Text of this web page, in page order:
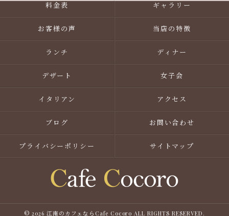
料金表 ギャラリー
お客様の声 当店の特徴
ランチ ディナー
デザート 女子会
イタリアン アクセス
ブログ お問い合わせ
プライバシーポリシー サイトマップ
© 2026 江南のカフェならCafe Cocoro ALL RIGHTS RESERVED.